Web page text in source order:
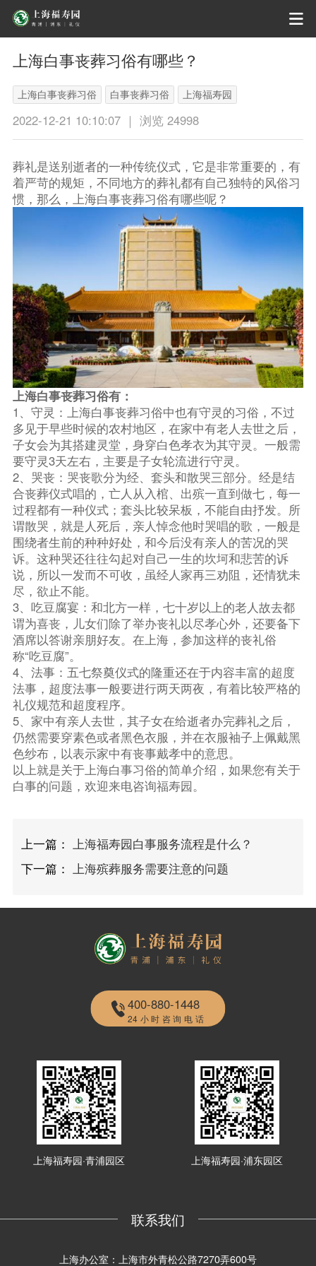
上海白事丧葬习俗有哪些？
上海白事丧葬习俗 白事丧葬习俗 上海福寿园
2022-12-21 10:10:07 ｜ 浏览 24998
葬礼是送别逝者的一种传统仪式，它是非常重要的，有
着严苛的规矩，不同地方的葬礼都有自己独特的风俗习
惯，那么，上海白事丧葬习俗有哪些呢？
上海白事丧葬习俗有：
1、守灵：上海白事丧葬习俗中也有守灵的习俗，不过
多见于早些时候的农村地区，在家中有老人去世之后，
子女会为其搭建灵堂，身穿白色孝衣为其守灵。一般需
要守灵3天左右，主要是子女轮流进行守灵。
2、哭丧：哭丧歌分为经、套头和散哭三部分。经是结
合丧葬仪式唱的，亡人从入棺、出殡一直到做七，每一
过程都有一种仪式；套头比较呆板，不能自由抒发。所
谓散哭，就是人死后，亲人悼念他时哭唱的歌，一般是
围绕者生前的种种好处，和今后没有亲人的苦况的哭
诉。这种哭还往往勾起对自己一生的坎坷和悲苦的诉
说，所以一发而不可收，虽经人家再三劝阻，还情犹未
尽，欲止不能。
3、吃豆腐宴：和北方一样，七十岁以上的老人故去都
谓为喜丧，儿女们除了举办丧礼以尽孝心外，还要备下
酒席以答谢亲朋好友。在上海，参加这样的丧礼俗
称“吃豆腐”。
4、法事：五七祭奠仪式的隆重还在于内容丰富的超度
法事，超度法事一般要进行两天两夜，有着比较严格的
礼仪规范和超度程序。
5、家中有亲人去世，其子女在给逝者办完葬礼之后，
仍然需要穿素色或者黑色衣服，并在衣服袖子上佩戴黑
色纱布，以表示家中有丧事戴孝中的意思。
以上就是关于上海白事习俗的简单介绍，如果您有关于
白事的问题，欢迎来电咨询福寿园。
上一篇： 上海福寿园白事服务流程是什么？
下一篇： 上海殡葬服务需要注意的问题
400-880-1448
24小时咨询电话
上海福寿园·青浦园区 上海福寿园·浦东园区
联系我们
上海办公室：上海市外青松公路7270弄600号